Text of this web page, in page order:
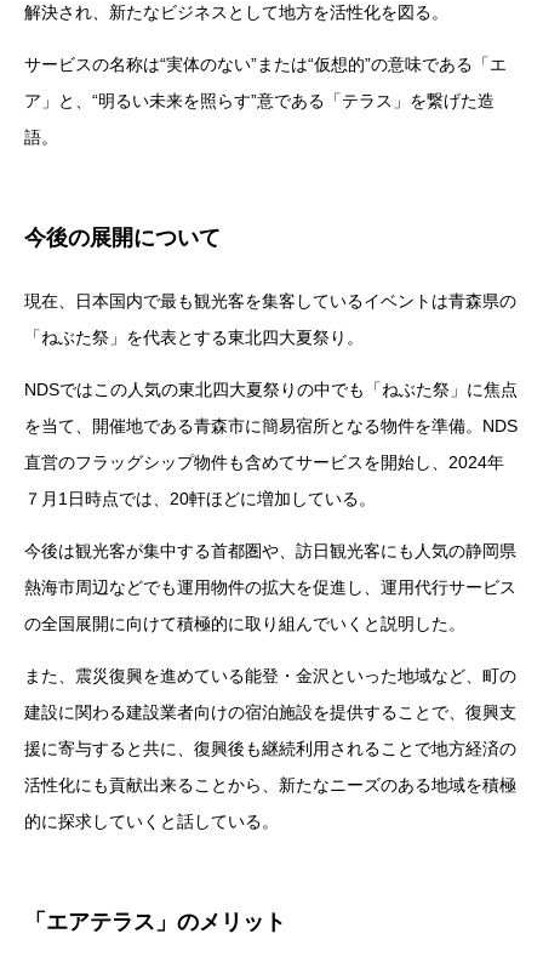
解決され、新たなビジネスとして地方を活性化を図る。
サービスの名称は“実体のない”または“仮想的”の意味である「エ
ア」と、“明るい未来を照らす”意である「テラス」を繋げた造
語。
今後の展開について
現在、日本国内で最も観光客を集客しているイベントは青森県の
「ねぶた祭」を代表とする東北四大夏祭り。
NDSではこの人気の東北四大夏祭りの中でも「ねぶた祭」に焦点
を当て、開催地である青森市に簡易宿所となる物件を準備。NDS
直営のフラッグシップ物件も含めてサービスを開始し、2024年
７月1日時点では、20軒ほどに増加している。
今後は観光客が集中する首都圏や、訪日観光客にも人気の静岡県
熱海市周辺などでも運用物件の拡大を促進し、運用代行サービス
の全国展開に向けて積極的に取り組んでいくと説明した。
また、震災復興を進めている能登・金沢といった地域など、町の
建設に関わる建設業者向けの宿泊施設を提供することで、復興支
援に寄与すると共に、復興後も継続利用されることで地方経済の
活性化にも貢献出来ることから、新たなニーズのある地域を積極
的に探求していくと話している。
「エアテラス」のメリット